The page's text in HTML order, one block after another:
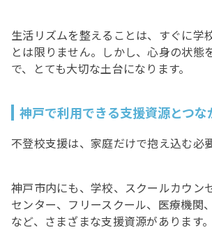
生活リズムを整えることは、すぐに学
とは限りません。しかし、心身の状態
で、とても大切な土台になります。
神戸で利用できる支援資源とつな
不登校支援は、家庭だけで抱え込む必
神戸市内にも、学校、スクールカウン
センター、フリースクール、医療機関
など、さまざまな支援資源があります。